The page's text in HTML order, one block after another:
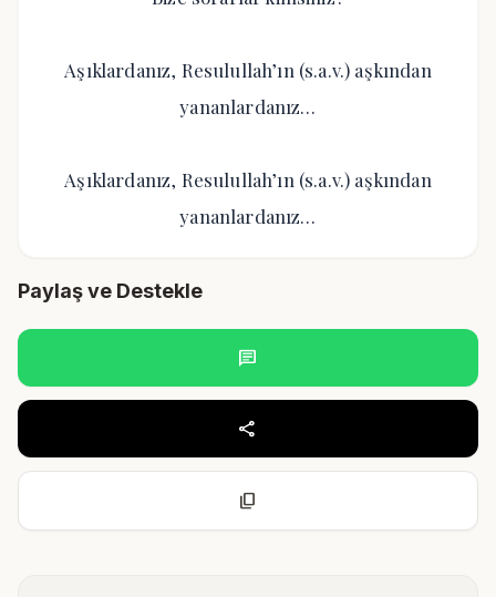
Aşıklardanız, Resulullah’ın (s.a.v.) aşkından
yananlardanız…
Aşıklardanız, Resulullah’ın (s.a.v.) aşkından
yananlardanız…
Paylaş ve Destekle
chat
share
content_copy